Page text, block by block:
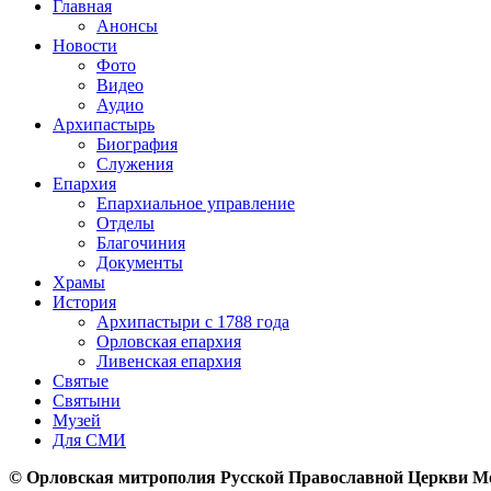
Главная
Анонсы
Новости
Фото
Видео
Аудио
Архипастырь
Биография
Служения
Епархия
Епархиальное управление
Отделы
Благочиния
Документы
Храмы
История
Архипастыри с 1788 года
Орловская епархия
Ливенская епархия
Святые
Святыни
Музей
Для СМИ
© Орловская митрополия Русской Православной Церкви